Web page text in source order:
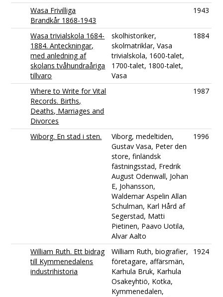
Wasa Frivilliga
Brandkår 1868-1943
1943
Wasa trivialskola 1684-
1884. Anteckningar,
med anledning af
skolans tvåhundraåriga
tillvaro
skolhistoriker,
skolmatriklar, Vasa
trivialskola, 1600-talet,
1700-talet, 1800-talet,
Vasa
1884
Where to Write for Vital
Records. Births,
Deaths, Marriages and
Divorces
1987
Wiborg. En stad i sten.
Viborg, medeltiden,
Gustav Vasa, Peter den
store, finländsk
fästningsstad, Fredrik
August Odenwall, Johan
E, Johansson,
Waldemar Aspelin Allan
Schulman, Karl Hård af
Segerstad, Matti
Pietinen, Paavo Uotila,
Alvar Aalto
1996
William Ruth. Ett bidrag
till Kymmenedalens
industrihistoria
William Ruth, biografier,
företagare, affärsmän,
Karhula Bruk, Karhula
Osakeyhtiö, Kotka,
Kymmenedalen,
1924